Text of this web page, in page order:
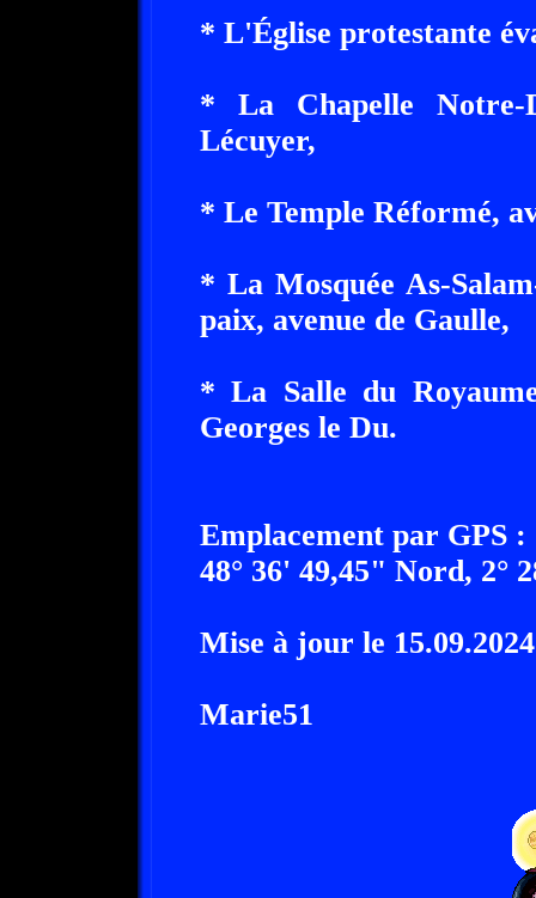
* L'Église protestante
* La Chapelle
Lécuyer,
* Le Temple Réformé,
* La Mosquée As-
paix, avenue de Gaulle,
* La Salle du
Georges le Du.
Emplacement par GPS :
48° 36' 49,45" Nord, 2°
Mise à jour le 15.09.2024
Marie51